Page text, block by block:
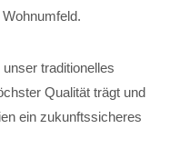
traditionelles
Qualität trägt und
ein zukunftssicheres